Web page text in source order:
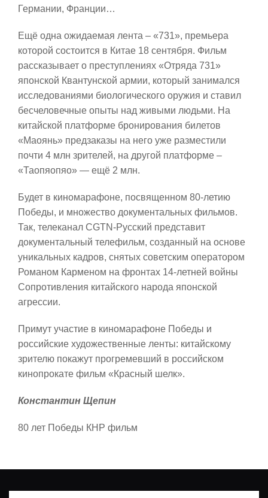
Германии, Франции…
Ещё одна ожидаемая лента – «731», премьера
которой состоится в Китае 18 сентября. Фильм
рассказывает о преступлениях «Отряда 731»
японской Квантунской армии, который занимался
исследованиями биологического оружия и ставил
бесчеловечные опыты над живыми людьми. На
китайской платформе бронирования билетов
«Маоянь» предзаказы на него уже разместили
почти 4 млн зрителей, на другой платформе –
«Таопяопяо» — ещё 2 млн.
Будет в киномарафоне, посвященном 80-летию
Победы, и множество документальных фильмов.
Так, телеканал CGTN-Русский представит
документальный телефильм, созданный на основе
уникальных кадров, снятых советским оператором
Романом Карменом на фронтах 14-летней войны
Сопротивления китайского народа японской
агрессии.
Примут участие в киномарафоне Победы и
российские художественные ленты: китайскому
зрителю покажут прогремевший в российском
кинопрокате фильм «Красный шелк».
Константин Щепин
80 лет Победы КНР фильм